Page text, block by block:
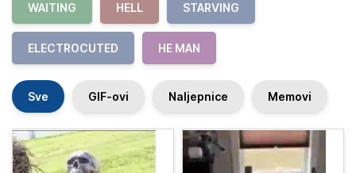
WAITING HELL STARVING
ELECTROCUTED HE MAN
Sve GIF-ovi Naljepnice Memovi